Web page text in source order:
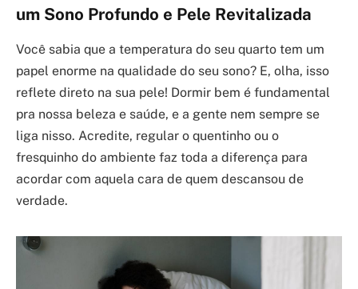
um Sono Profundo e Pele Revitalizada
Você sabia que a temperatura do seu quarto tem um
papel enorme na qualidade do seu sono? E, olha, isso
reflete direto na sua pele! Dormir bem é fundamental
pra nossa beleza e saúde, e a gente nem sempre se
liga nisso. Acredite, regular o quentinho ou o
fresquinho do ambiente faz toda a diferença para
acordar com aquela cara de quem descansou de
verdade.